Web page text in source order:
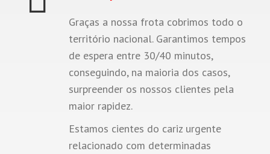
Graças a nossa frota cobrimos todo o
território nacional. Garantimos tempos
de espera entre 30/40 minutos,
conseguindo, na maioria dos casos,
surpreender os nossos clientes pela
maior rapidez.
Estamos cientes do cariz urgente
relacionado com determinadas